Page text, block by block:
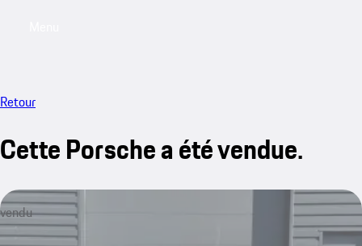
Retour
Cette Porsche a été vendue.
vendu